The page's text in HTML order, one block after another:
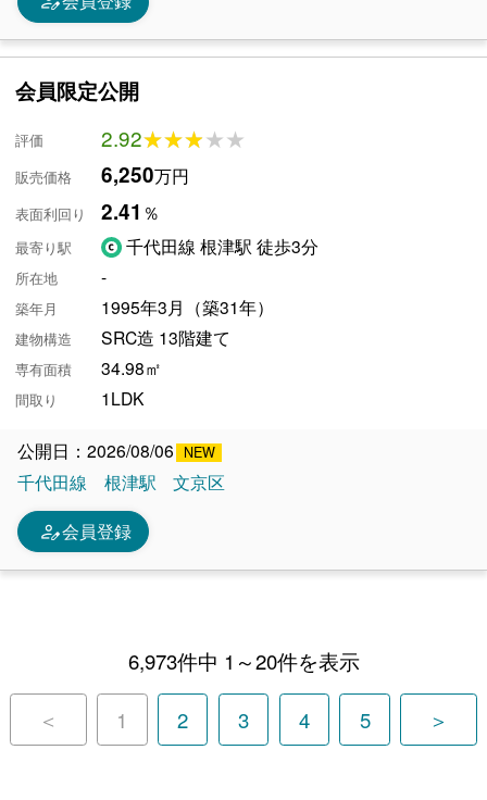
会員限定公開
評価 2.92★★★★★
★★★★★
販売価格 6,250万円
表面利回り 2.41 ％
最寄り駅 千代田線 根津駅 徒歩3分
所在地 -
築年月 1995年3月（築31年）
建物構造 SRC造 13階建て
専有面積 34.98㎡
間取り 1LDK
公開日：2026/08/06
千代田線
根津駅 文京区
person_edit会員登録
6,973件中 1～20件を表示
＜ 1 2 3 4 5 ＞